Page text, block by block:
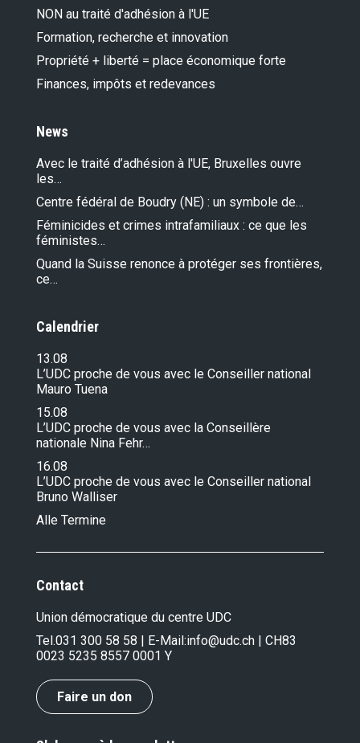
NON au traité d'adhésion à l'UE
Formation, recherche et innovation
Propriété + liberté = place économique forte
Finances, impôts et redevances
News
Avec le traité d’adhésion à l'UE, Bruxelles ouvre
les…
Centre fédéral de Boudry (NE) : un symbole de…
Féminicides et crimes intrafamiliaux : ce que les
féministes…
Quand la Suisse renonce à protéger ses frontières,
ce…
Calendrier
13.08
L’UDC proche de vous avec le Conseiller national
Mauro Tuena
15.08
L’UDC proche de vous avec la Conseillère
nationale Nina Fehr…
16.08
L’UDC proche de vous avec le Conseiller national
Bruno Walliser
Alle Termine
Contact
Union démocratique du centre UDC
Tel.031 300 58 58 | E-Mail:info@udc.ch | CH83
0023 5235 8557 0001 Y
Faire un don